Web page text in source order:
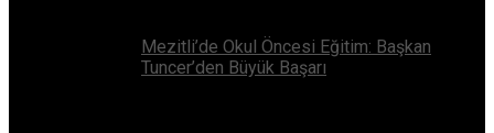
Mezitli’de Okul Öncesi Eğitim: Başkan
Tuncer’den Büyük Başarı